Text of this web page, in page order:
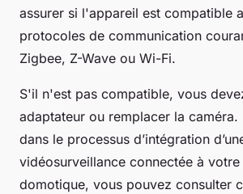
assurer si l'appareil est compatible
protocoles de communication
Zigbee, Z-Wave ou Wi-Fi.
S'il n'est pas compatible, vous
adaptateur ou remplacer la
dans le processus d’intégration
vidéosurveillance connectée à votre
domotique, vous pouvez consulter